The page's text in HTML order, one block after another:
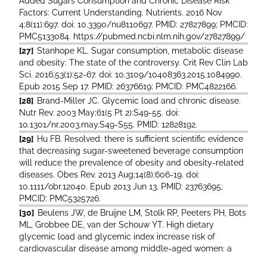
Factors: Current Understanding. Nutrients. 2016 Nov
4;8(11):697. doi: 10.3390/nu8110697. PMID: 27827899; PMCID:
PMC5133084. https://pubmed.ncbi.nlm.nih.gov/27827899/
[27] Stanhope KL. Sugar consumption, metabolic disease
and obesity: The state of the controversy. Crit Rev Clin Lab
Sci. 2016;53(1):52-67. doi: 10.3109/10408363.2015.1084990.
Epub 2015 Sep 17. PMID: 26376619; PMCID: PMC4822166.
[28] Brand-Miller JC. Glycemic load and chronic disease.
Nutr Rev. 2003 May;61(5 Pt 2):S49-55. doi:
10.1301/nr.2003.may.S49-S55. PMID: 12828192.
[29] Hu FB. Resolved: there is sufficient scientific evidence
that decreasing sugar-sweetened beverage consumption
will reduce the prevalence of obesity and obesity-related
diseases. Obes Rev. 2013 Aug;14(8):606-19. doi:
10.1111/obr.12040. Epub 2013 Jun 13. PMID: 23763695;
PMCID: PMC5325726.
[30] Beulens JW, de Bruijne LM, Stolk RP, Peeters PH, Bots
ML, Grobbee DE, van der Schouw YT. High dietary
glycemic load and glycemic index increase risk of
cardiovascular disease among middle-aged women: a